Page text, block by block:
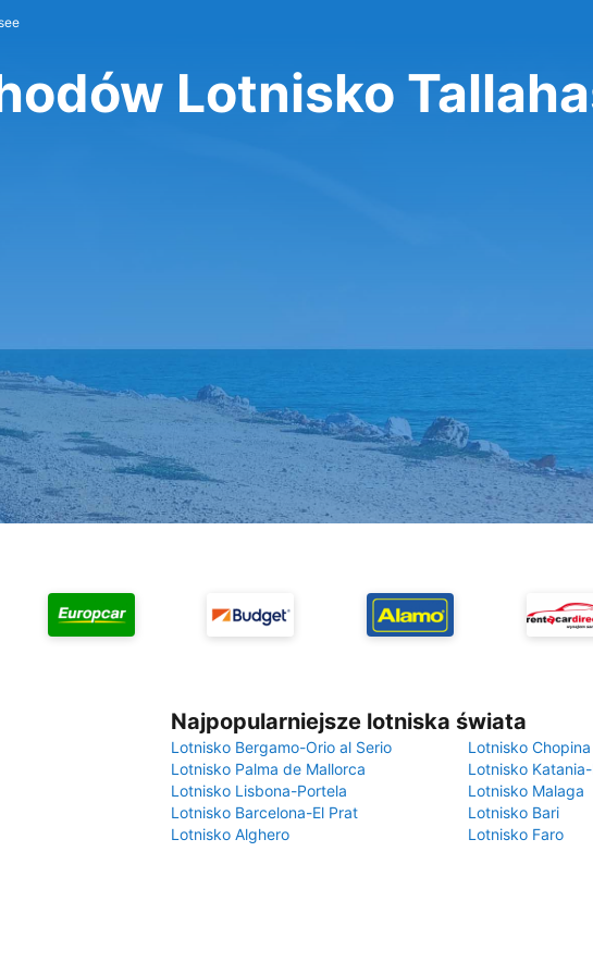
Lotnisko
Najpopularniejsze lotniska świata
Lotnisko Bergamo-Orio al Serio
Lotnisko
Lotnisko Palma de Mallorca
Lotnisko
Lotnisko Lisbona-Portela
Lotnisko Malaga
Lotnisko Barcelona-El Prat
Lotnisko Bari
Lotnisko Alghero
Lotnisko Faro